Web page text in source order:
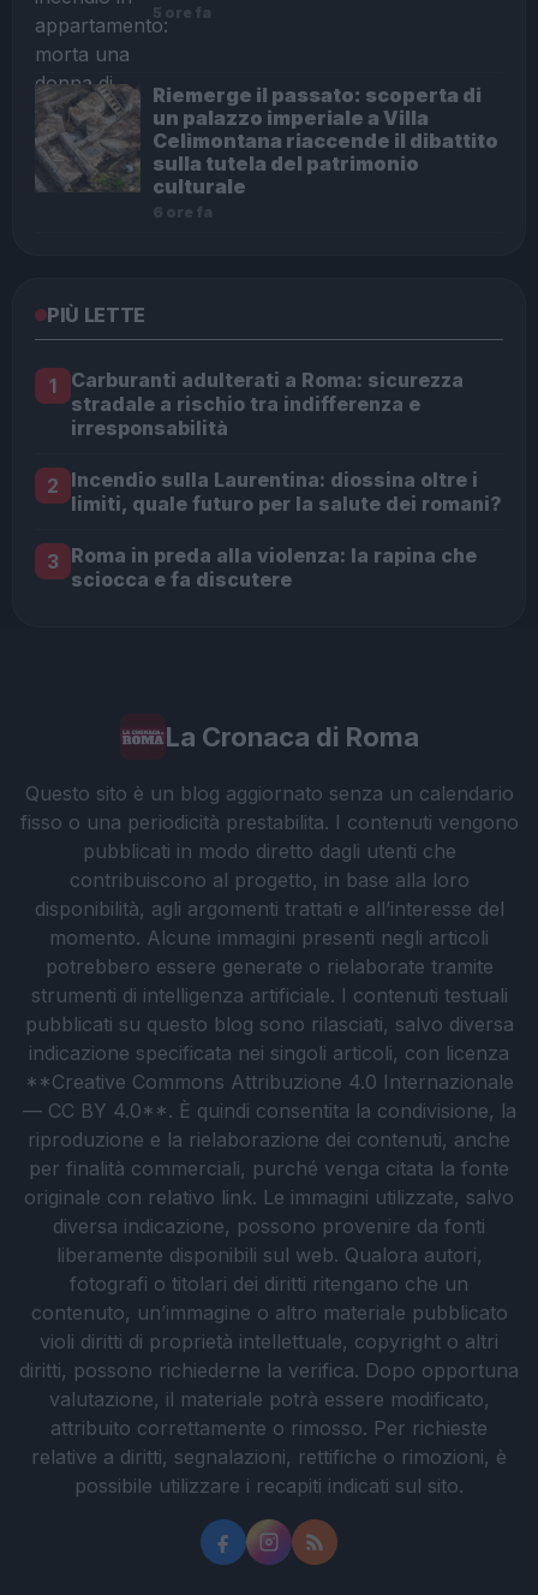
5 ore fa
Riemerge il passato: scoperta di
un palazzo imperiale a Villa
Celimontana riaccende il dibattito
sulla tutela del patrimonio
culturale
6 ore fa
PIÙ LETTE
1
Carburanti adulterati a Roma: sicurezza
stradale a rischio tra indifferenza e
irresponsabilità
2 Incendio sulla Laurentina: diossina oltre i
limiti, quale futuro per la salute dei romani?
3 Roma in preda alla violenza: la rapina che
sciocca e fa discutere
La Cronaca di Roma
Questo sito è un blog aggiornato senza un calendario
fisso o una periodicità prestabilita. I contenuti vengono
pubblicati in modo diretto dagli utenti che
contribuiscono al progetto, in base alla loro
disponibilità, agli argomenti trattati e all’interesse del
momento. Alcune immagini presenti negli articoli
potrebbero essere generate o rielaborate tramite
strumenti di intelligenza artificiale. I contenuti testuali
pubblicati su questo blog sono rilasciati, salvo diversa
indicazione specificata nei singoli articoli, con licenza
**Creative Commons Attribuzione 4.0 Internazionale
— CC BY 4.0**. È quindi consentita la condivisione, la
riproduzione e la rielaborazione dei contenuti, anche
per finalità commerciali, purché venga citata la fonte
originale con relativo link. Le immagini utilizzate, salvo
diversa indicazione, possono provenire da fonti
liberamente disponibili sul web. Qualora autori,
fotografi o titolari dei diritti ritengano che un
contenuto, un’immagine o altro materiale pubblicato
violi diritti di proprietà intellettuale, copyright o altri
diritti, possono richiederne la verifica. Dopo opportuna
valutazione, il materiale potrà essere modificato,
attribuito correttamente o rimosso. Per richieste
relative a diritti, segnalazioni, rettifiche o rimozioni, è
possibile utilizzare i recapiti indicati sul sito.